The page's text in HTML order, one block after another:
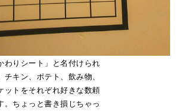
わりシート」と名付けられ
チキン、ポテト、飲み物、
ットをそれぞれ好きな数頼
。ちょっと書き損じちゃっ